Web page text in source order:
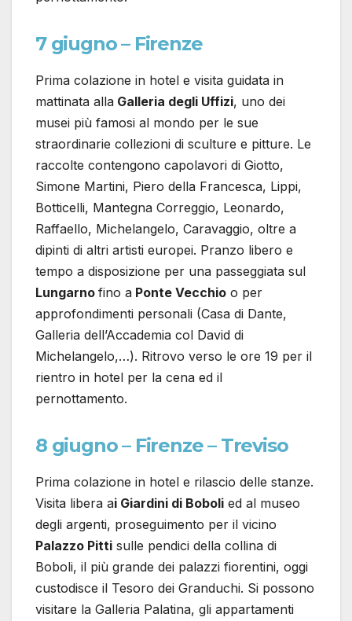
7 giugno – Firenze
Prima colazione in hotel e visita guidata in
mattinata alla Galleria degli Uffizi, uno dei
musei più famosi al mondo per le sue
straordinarie collezioni di sculture e pitture. Le
raccolte contengono capolavori di Giotto,
Simone Martini, Piero della Francesca, Lippi,
Botticelli, Mantegna Correggio, Leonardo,
Raffaello, Michelangelo, Caravaggio, oltre a
dipinti di altri artisti europei. Pranzo libero e
tempo a disposizione per una passeggiata sul
Lungarno fino a Ponte Vecchio o per
approfondimenti personali (Casa di Dante,
Galleria dell’Accademia col David di
Michelangelo,…). Ritrovo verso le ore 19 per il
rientro in hotel per la cena ed il
pernottamento.
8 giugno – Firenze – Treviso
Prima colazione in hotel e rilascio delle stanze.
Visita libera ai Giardini di Boboli ed al museo
degli argenti, proseguimento per il vicino
Palazzo Pitti sulle pendici della collina di
Boboli, il più grande dei palazzi fiorentini, oggi
custodisce il Tesoro dei Granduchi. Si possono
visitare la Galleria Palatina, gli appartamenti